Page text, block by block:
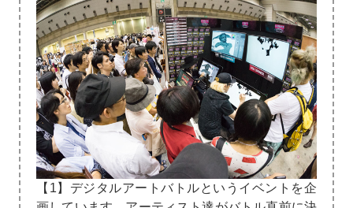
【1】デジタルアートバトルというイベントを企